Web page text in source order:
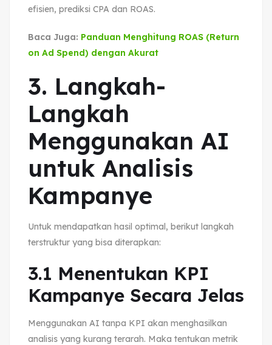
efisien, prediksi CPA dan ROAS.
Baca Juga: Panduan Menghitung ROAS (Return
on Ad Spend) dengan Akurat
3. Langkah-
Langkah
Menggunakan AI
untuk Analisis
Kampanye
Untuk mendapatkan hasil optimal, berikut langkah
terstruktur yang bisa diterapkan:
3.1 Menentukan KPI
Kampanye Secara Jelas
Menggunakan AI tanpa KPI akan menghasilkan
analisis yang kurang terarah. Maka tentukan metrik